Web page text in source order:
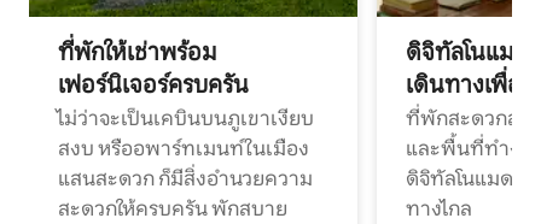
ที่พักให้เช่าพร้อม
เฟอร์นิเจอร์ครบครัน
ไม่ว่าจะเป็นเคบินบนภูเขาเงียบ
สงบ หรืออพาร์ทเมนท์ในเมือง
แสนสะดวก ก็มีสิ่งอำนวยความ
สะดวกให้ครบครัน พักสบาย
ดิจิทัลโนแมด
เดินทางเพื่อ
ที่พักสะดวกสบ
และพื้นที่ทำงา
ดิจิทัลโนแมดแ
ทางไกล